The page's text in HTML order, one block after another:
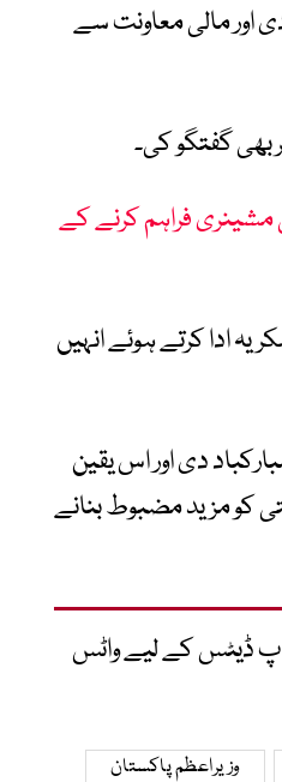
اور مالی معاونت سے
بھی گفتگو کی۔
مشینری فراہم کرنے کے
ادا کرتے ہوئے انہیں
چین پر بھی مبارکباد دی اور اس یقین
کو مزید مضبوط بنانے
اپ ڈیٹس کے لیے واٹس
وزیراعظم پاکستان